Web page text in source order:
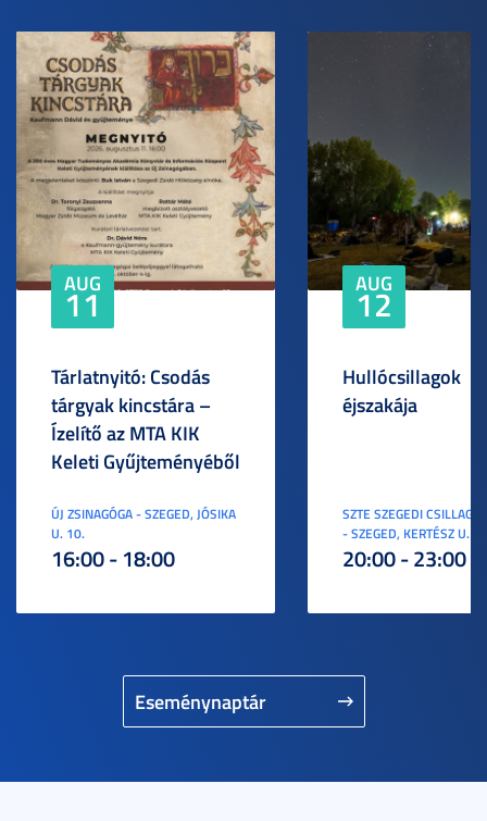
Eseménynaptár
AUG
11
Tárlatnyitó: Csodás
tárgyak kincstára –
Ízelítő az MTA KIK
Keleti Gyűjteményéből
ÚJ ZSINAGÓGA - SZEGED, JÓSIKA
U. 10.
16:00 - 18:00
AUG
12
Hullócsillagok
éjszakája
SZTE SZEGEDI
- SZEGED, KERTÉSZ U. 3.
20:00 - 23:00